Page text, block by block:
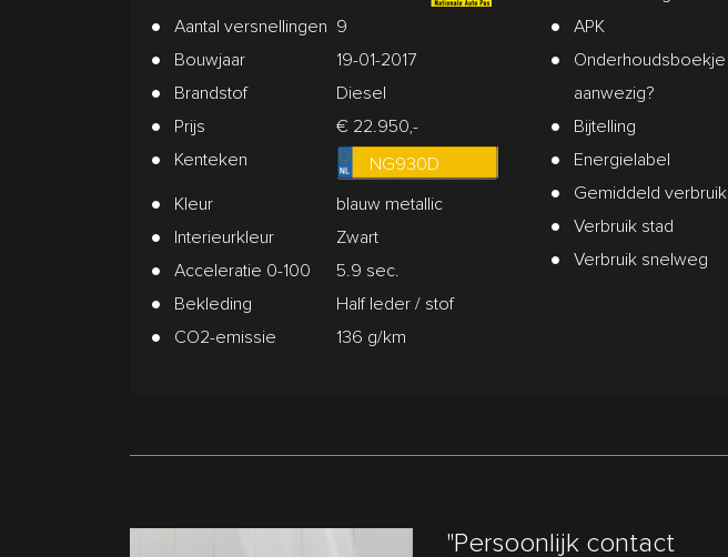
Aantal versnellingen 9
Bouwjaar
19-01-2017
Brandstof
Diesel
Prijs
€ 22.950,-
Kenteken
NG930D
Kleur
blauw metallic
Interieurkleur
Zwart
Acceleratie 0-100
5.9 sec.
Bekleding
Half leder / stof
CO2-emissie
136 g/km
APK
Onderhoudsboekje
aanwezig?
Bijtelling
Energielabel
Gemiddeld verbruik
Verbruik stad
Verbruik snelweg
"Persoonlijk contact